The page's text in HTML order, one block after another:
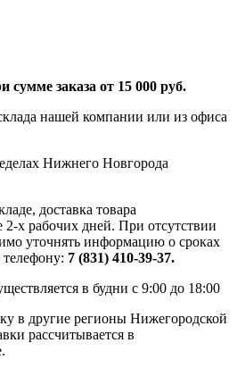
сумме заказа от 15 000 руб.
нашей компании или из офиса
Нижнего Новгорода
доставка товара
2-х рабочих дней. При отсутствии
уточнять информацию о сроках
7 (831) 410-39-37.
в будни с 9:00 до 18:00
в другие регионы Нижегородской
рассчитывается в